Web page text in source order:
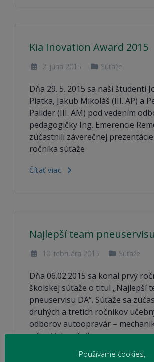
Kia Inovation Award 2015
2. júna 2015 Súťaže
Dňa 29. 5. 2015 sa naši študenti
Piatka, Jakub Mikoláš (III. AP) a
Palider (III. AM) pod vedením
pedagogičky Ing. Emerencie
zúčastnili záverečnej prezentácie
ročníka súťaže
Čítať viac
Najlepší team
10. februára 2015 Súťaže
Dňa 06.02.2015 sa konal prvý
školskej súťaže o titul „Najlepší
pneuservisu DA“. Súťaže sa
druhých a tretích ročníkov
odborov autoopravár –
a štvrtých ročníkov
Používame cookies,